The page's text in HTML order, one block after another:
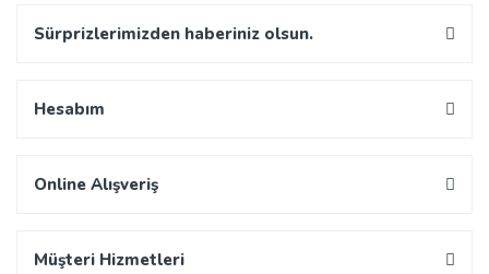
Sürprizlerimizden haberiniz olsun.
Hesabım
Online Alışveriş
Müşteri Hizmetleri